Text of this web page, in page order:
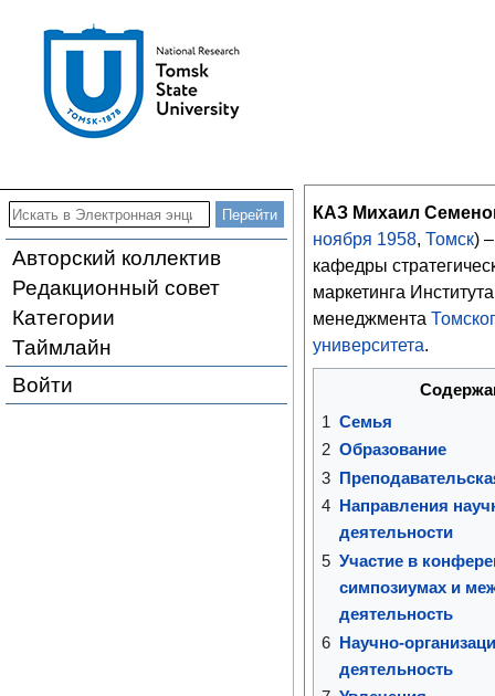
Авторский коллектив
Редакционный совет
Категории
Таймлайн
Войти
КАЗ Михаил
ноября 1958, Томск)
кафедры
маркетинга
менеджмента
университета.
1 Семья
2 Образование
3
4
Направления
деятельности
5 Участие в
симпозиумах и
деятельность
6 Научно-
деятельность